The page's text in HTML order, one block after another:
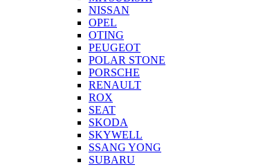
NISSAN
OPEL
OTING
PEUGEOT
POLAR STONE
PORSCHE
RENAULT
ROX
SEAT
SKODA
SKYWELL
SSANG YONG
SUBARU